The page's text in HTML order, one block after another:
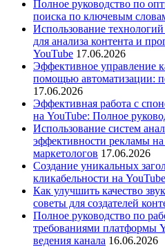
Полное руководство по
поиска по ключевым
Использование
для анализа контента и
YouTube 17.06.2026
Эффективное управление
помощью автоматизации:
17.06.2026
Эффективная работа с
на YouTube: Полное
Использование систем
эффективности рекламы
маркетологов 17.06.2026
Создание уникальных
кликабельности на
Как улучшить качество
советы для создателей
Полное руководство по
требованиями платформы
ведения канала 16.06.2026